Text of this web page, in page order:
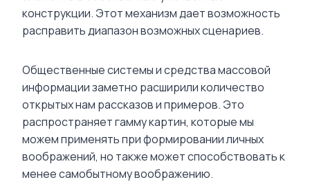
конструкции. Этот механизм дает возможность
расправить диапазон возможных сценариев.
Общественные системы и средства массовой
информации заметно расширили количество
открытых нам рассказов и примеров. Это
распространяет гамму картин, которые мы
можем применять при формировании личных
воображений, но также может способствовать к
менее самобытному воображению.